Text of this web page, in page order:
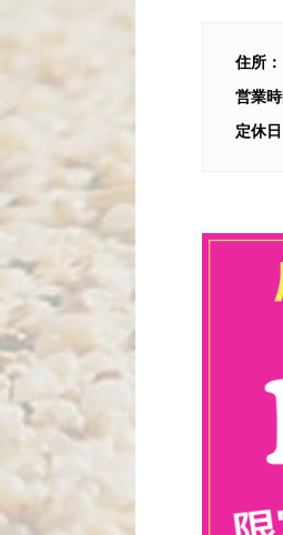
住所：
営業時
定休日